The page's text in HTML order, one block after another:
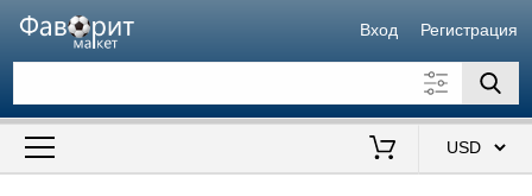
Вход Регистрация
Искать также в описании